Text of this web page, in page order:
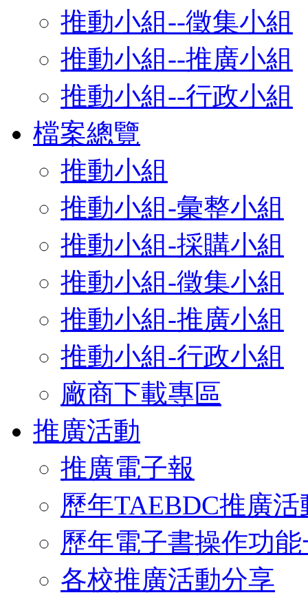
推動小組--徵集小組
推動小組--推廣小組
推動小組--行政小組
檔案總覽
推動小組
推動小組-彙整小組
推動小組-採購小組
推動小組-徵集小組
推動小組-推廣小組
推動小組-行政小組
廠商下載專區
推廣活動
推廣電子報
歷年TAEBDC推廣活
歷年電子書操作功
各校推廣活動分享